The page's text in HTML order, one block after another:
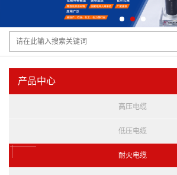
产品中心
高压电缆
低压电缆
耐火电缆